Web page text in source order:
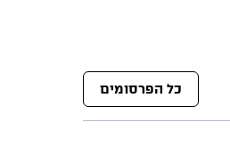
כל הפרסומים